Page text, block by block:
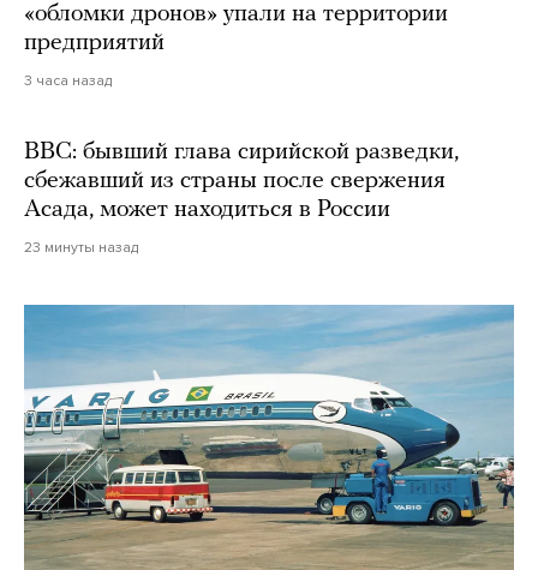
«обломки дронов» упали на территории
предприятий
3 часа назад
BBC: бывший глава сирийской разведки,
сбежавший из страны после свержения
Асада, может находиться в России
23 минуты назад